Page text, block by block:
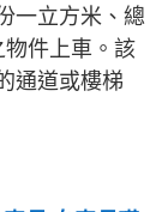
一立方米、總
件上車。該
通道或樓梯